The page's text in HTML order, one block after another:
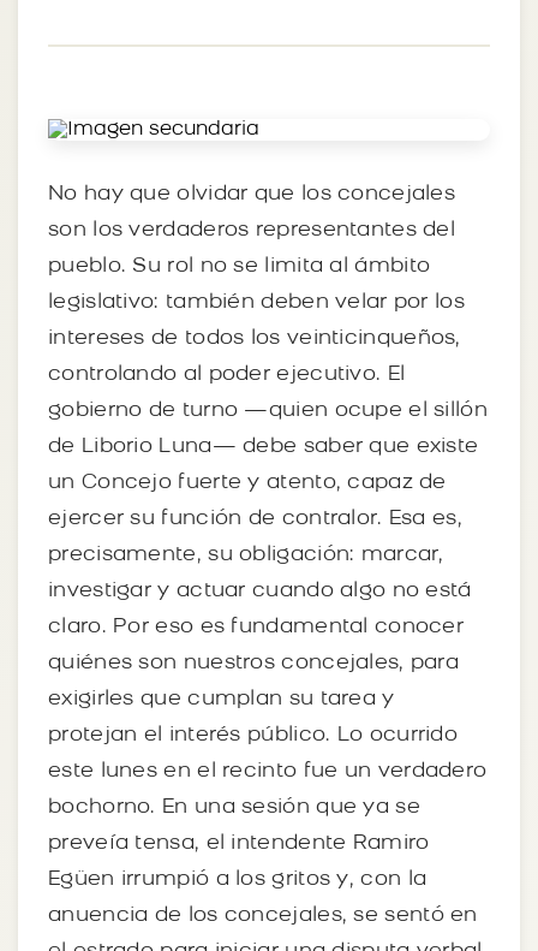
No hay que olvidar que los concejales
son los verdaderos representantes del
pueblo. Su rol no se limita al ámbito
legislativo: también deben velar por los
intereses de todos los veinticinqueños,
controlando al poder ejecutivo. El
gobierno de turno —quien ocupe el sillón
de Liborio Luna— debe saber que existe
un Concejo fuerte y atento, capaz de
ejercer su función de contralor. Esa es,
precisamente, su obligación: marcar,
investigar y actuar cuando algo no está
claro. Por eso es fundamental conocer
quiénes son nuestros concejales, para
exigirles que cumplan su tarea y
protejan el interés público. Lo ocurrido
este lunes en el recinto fue un verdadero
bochorno. En una sesión que ya se
preveía tensa, el intendente Ramiro
Egüen irrumpió a los gritos y, con la
anuencia de los concejales, se sentó en